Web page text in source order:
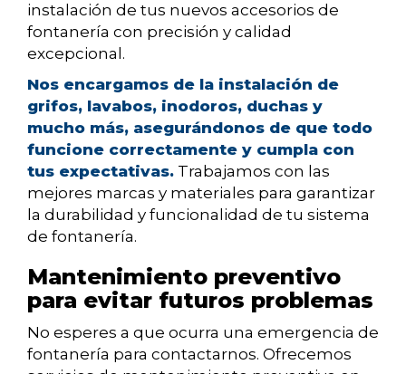
instalación de tus nuevos accesorios de
fontanería con precisión y calidad
excepcional.
Nos encargamos de la instalación de
grifos, lavabos, inodoros, duchas y
mucho más, asegurándonos de que todo
funcione correctamente y cumpla con
tus expectativas. Trabajamos con las
mejores marcas y materiales para garantizar
la durabilidad y funcionalidad de tu sistema
de fontanería.
Mantenimiento preventivo
para evitar futuros problemas
No esperes a que ocurra una emergencia de
fontanería para contactarnos. Ofrecemos